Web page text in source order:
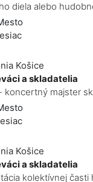
diela alebo
Košice
a skladatelia
koncertný majster
Košice
a skladatelia
kolektívnej